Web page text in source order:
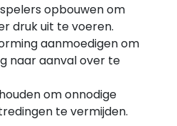
opbouwen om
druk uit te voeren.
aanmoedigen om
naar aanval over te
om onnodige
te vermijden.